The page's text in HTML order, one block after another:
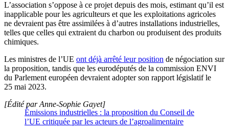
L’association s’oppose à ce projet depuis des mois, estimant qu’il est
inapplicable pour les agriculteurs et que les exploitations agricoles
ne devraient pas être assimilées à d’autres installations industrielles,
telles que celles qui extraient du charbon ou produisent des produits
chimiques.
Les ministres de l’UE ont déjà arrêté leur position de négociation sur
la proposition, tandis que les eurodéputés de la commission ENVI
du Parlement européen devraient adopter son rapport législatif le
25 mai 2023.
Émissions industrielles : la proposition du Conseil de
l’UE critiquée par les acteurs de l’agroalimentaire
[Édité par Anne-Sophie Gayet]